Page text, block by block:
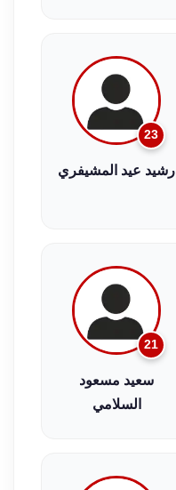
23
رشيد عيد المشيفري
21
سعيد مسعود
السلامي